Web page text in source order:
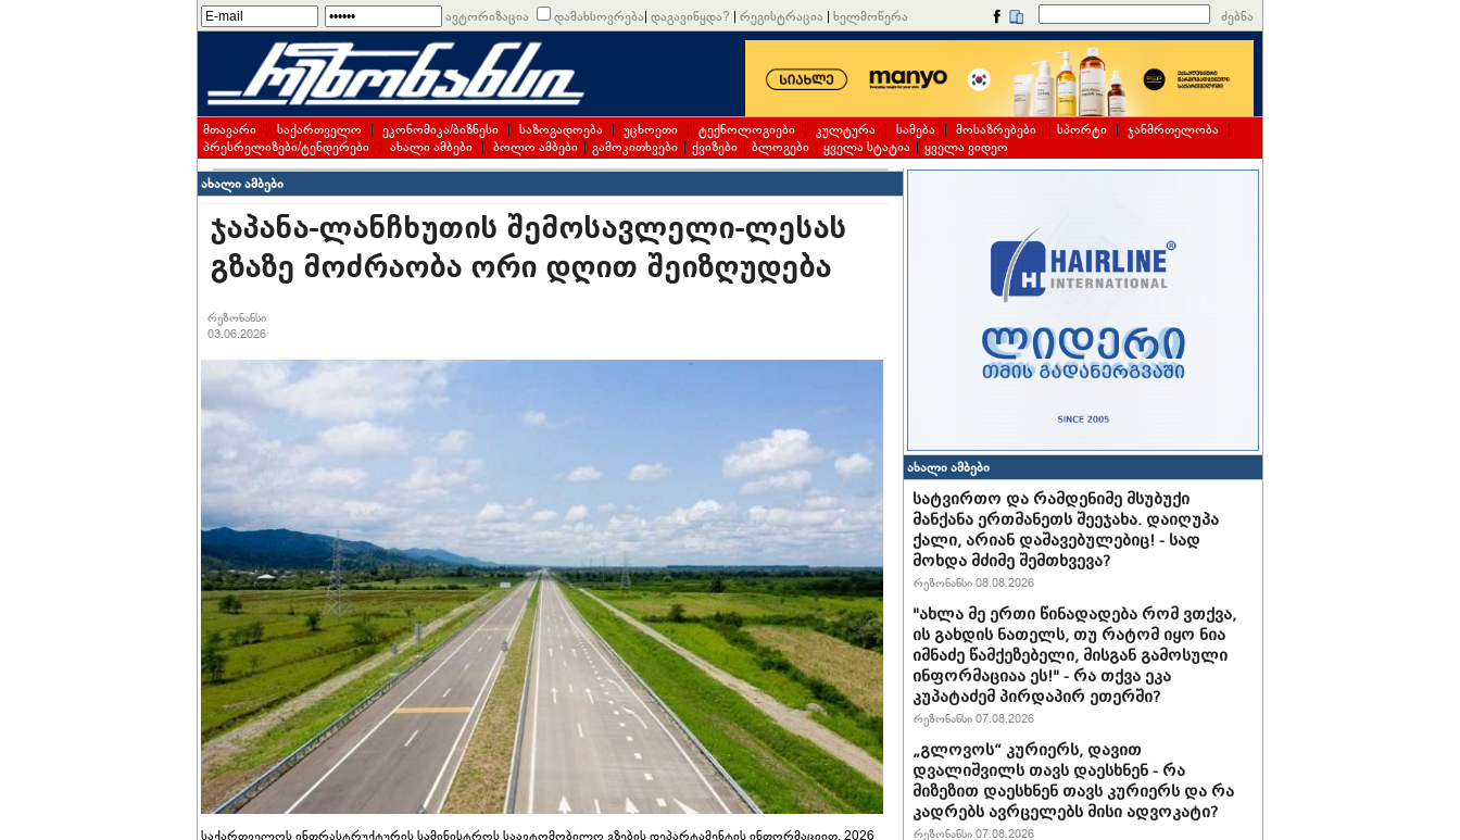
ავტორიზაცია დამახსოვრება| დაგავიწყდა? | რეგისტრაცია | ხელმოწერა ძებნა
მთავარი | საქართველო | ეკონომიკა/ბიზნესი | საზოგადოება | უცხოეთი | ტექნოლოგიები | კულტურა | სამება | მოსაზრებები | სპორტი | ჯანმრთელობა |
პრესრელიზები/ტენდერები | ახალი ამბები | ბოლო ამბები | გამოკითხვები | ქვიზები | ბლოგები | ყველა სტატია | ყველა ვიდეო
ახალი ამბები
ჯაპანა-ლანჩხუთის შემოსავლელი-ლესას
გზაზე მოძრაობა ორი დღით შეიზღუდება
რეზონანსი
03.06.2026
საქართველოს ინფრასტრუქტურის სამინისტროს საავტომობილო გზების დეპარტამენტის ინფორმაციით, 2026
ახალი ამბები
სატვირთო და რამდენიმე მსუბუქი
მანქანა ერთმანეთს შეეჯახა. დაიღუპა
ქალი, არიან დაშავებულებიც! - სად
მოხდა მძიმე შემთხვევა?
რეზონანსი 08.08.2026
"ახლა მე ერთი წინადადება რომ ვთქვა,
ის გახდის ნათელს, თუ რატომ იყო ნია
იმნაძე წამქეზებელი, მისგან გამოსული
ინფორმაციაა ეს!" - რა თქვა ეკა
კუპატაძემ პირდაპირ ეთერში?
რეზონანსი 07.08.2026
„გლოვოს“ კურიერს, დავით
დვალიშვილს თავს დაესხნენ - რა
მიზეზით დაესხნენ თავს კურიერს და რა
კადრებს ავრცელებს მისი ადვოკატი?
რეზონანსი 07.08.2026